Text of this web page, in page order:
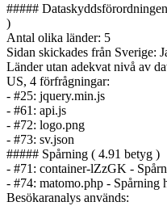
#####
)
Antal olika länder: 5
Sidan skickades från Sverige:
Länder utan adekvat nivå av
US, 4 förfrågningar:
- #25: jquery.min.js
- #61: api.js
- #72: logo.png
- #73: sv.json
##### Spårning ( 4.91 betyg )
- #71: container-lZzGK -
- #74: matomo.php - Spårning
Besökaranalys används: